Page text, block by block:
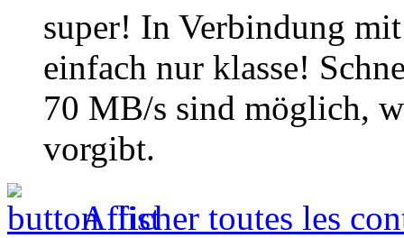
super! In Verbindung
einfach nur klasse!
70 MB/s sind möglich,
vorgibt.
Afficher toutes les